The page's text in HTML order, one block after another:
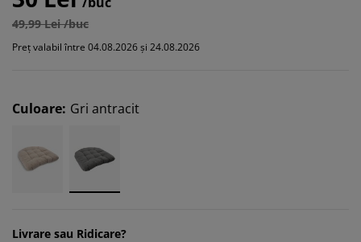
49,99 Lei /buc
Preț valabil între 04.08.2026 și 24.08.2026
Culoare: Gri antracit
Livrare sau Ridicare?